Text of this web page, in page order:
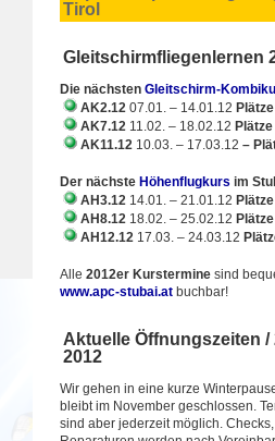
Tirol
Gleitschirmfliegenlernen
Die nächsten Gleitschirm-
AK2.12 07.01. – 14.01.12
AK7.12 11.02. – 18.02.12
AK11.12 10.03. – 17.03.12 –
Der nächste Höhenflugkurs im
AH3.12 14.01. – 21.01.12
AH8.12 18.02. – 25.02.12
AH12.12 17.03. – 24.03.12
Alle 2012er Kurstermine sind
www.apc-stubai.at buchbar!
Aktuelle Öffnungszeiten /
2012
Wir gehen in eine kurze
bleibt im November geschlossen.
sind aber jederzeit möglich.